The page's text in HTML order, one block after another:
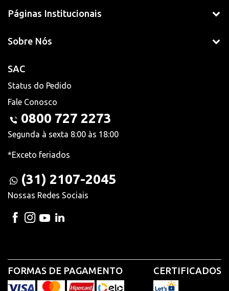
Páginas Institucionais
Sobre Nós
SAC
Status do Pedido
Fale Conosco
0800 727 2273
Segunda à sexta 8:00 às 18:00
*Exceto feriados
(31) 2107-2045
Nossas Redes Sociais
FORMAS DE PAGAMENTO CERTIFICADOS